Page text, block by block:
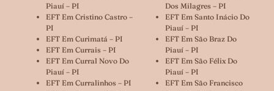
Piauí – PI
EFT Em Cristino Castro –
PI
EFT Em Curimatá – PI
EFT Em Currais – PI
EFT Em Curral Novo Do
Piauí – PI
EFT Em Curralinhos – PI
Dos Milagres – PI
EFT Em Santo Inácio Do
Piauí – PI
EFT Em São Braz Do
Piauí – PI
EFT Em São Félix Do
Piauí – PI
EFT Em São Francisco